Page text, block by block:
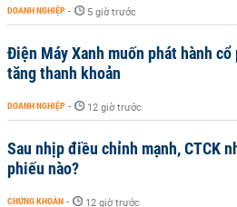
DOANH NGHIỆP - 5 giờ trước
Điện Máy Xanh muốn phát hành
tăng thanh khoản
DOANH NGHIỆP - 12 giờ trước
Sau nhịp điều chỉnh mạnh, CTCK
phiếu nào?
CHỨNG KHOÁN - 12 giờ trước